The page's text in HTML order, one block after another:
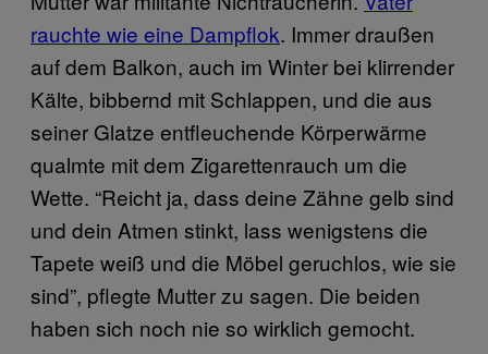
rauchte wie eine Dampflok. Immer draußen
auf dem Balkon, auch im Winter bei klirrender
Kälte, bibbernd mit Schlappen, und die aus
seiner Glatze entfleuchende Körperwärme
qualmte mit dem Zigarettenrauch um die
Wette. “Reicht ja, dass deine Zähne gelb sind
und dein Atmen stinkt, lass wenigstens die
Tapete weiß und die Möbel geruchlos, wie sie
sind”, pflegte Mutter zu sagen. Die beiden
haben sich noch nie so wirklich gemocht.